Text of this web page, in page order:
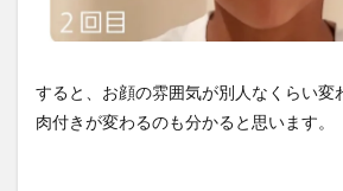
すると、お顔の雰囲気が別人なくらい変
肉付きが変わるのも分かると思います。